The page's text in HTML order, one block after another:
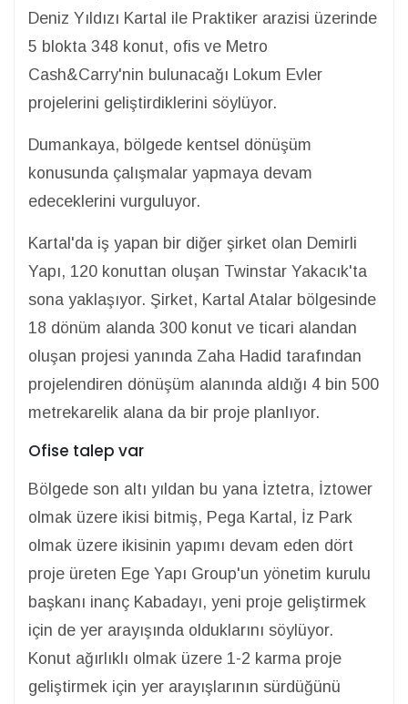
Deniz Yıldızı Kartal ile Praktiker arazisi üzerinde
5 blokta 348 konut, ofis ve Metro
Cash&Carry'nin bulunacağı Lokum Evler
projelerini geliştirdiklerini söylüyor.
Dumankaya, bölgede kentsel dönüşüm
konusunda çalışmalar yapmaya devam
edeceklerini vurguluyor.
Kartal'da iş yapan bir diğer şirket olan Demirli
Yapı, 120 konuttan oluşan Twinstar Yakacık'ta
sona yaklaşıyor. Şirket, Kartal Atalar bölgesinde
18 dönüm alanda 300 konut ve ticari alandan
oluşan projesi yanında Zaha Hadid tarafından
projelendiren dönüşüm alanında aldığı 4 bin 500
metrekarelik alana da bir proje planlıyor.
Ofise talep var
Bölgede son altı yıldan bu yana İztetra, İztower
olmak üzere ikisi bitmiş, Pega Kartal, İz Park
olmak üzere ikisinin yapımı devam eden dört
proje üreten Ege Yapı Group'un yönetim kurulu
başkanı inanç Kabadayı, yeni proje geliştirmek
için de yer arayışında olduklarını söylüyor.
Konut ağırlıklı olmak üzere 1-2 karma proje
geliştirmek için yer arayışlarının sürdüğünü